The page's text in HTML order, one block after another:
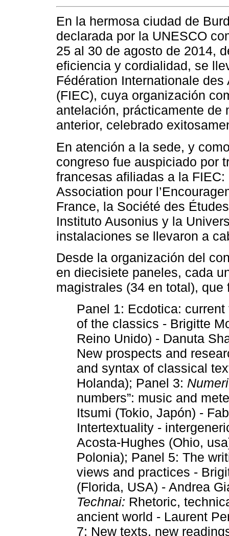
En la hermosa ciudad de
declarada por la UNESCO
25 al 30 de agosto de 2014,
eficiencia y cordialidad, se
Fédération Internationale
(FIEC), cuya organización
antelación, prácticamente de
anterior, celebrado
En atención a la sede, y
congreso fue auspiciado por
francesas afiliadas a la
Association pour
France, la Société des
Instituto Ausonius y la
instalaciones se llevaron a
Desde la organización del
en diecisiete paneles, cada
magistrales (34 en total),
Panel 1: Ecdotica:
of the classics - Brigitte
Reino Unido) - Danuta
New prospects and
and syntax of classical
Holanda); Panel 3:
numbers”: music and
Itsumi (Tokio, Japón) -
Intertextuality -
Acosta-Hughes (Ohio,
Polonia); Panel 5: The
views and practices -
(Florida, USA) - Andrea
Technai: Rhetoric,
ancient world - Laurent
7: New texts, new